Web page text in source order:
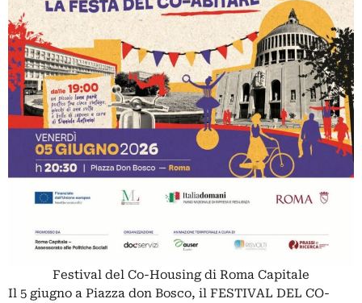
Festival del Co-Housing di Roma Capitale
Il 5 giugno a Piazza don Bosco, il FESTIVAL DEL CO-